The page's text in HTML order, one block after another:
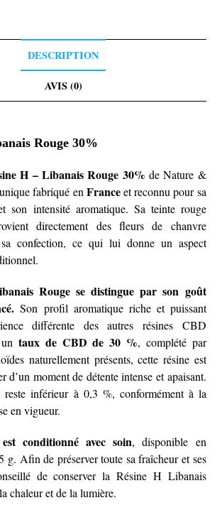
DESCRIPTION
AVIS (0)
Rouge 30%
H – Libanais Rouge 30% de Nature &
fabriqué en Franceet reconnu pour sa
son intensité aromatique. Sa teinte rouge
directement des fleurs de chanvre
confection, ce qui lui donne un aspect
Rouge se distingue par son goût
Son profil aromatique riche et puissant
différente des autres résines CBD
taux de CBD de 30 %, complété par
naturellement présents, cette résine est
d’un moment de détente intense et apaisant.
inférieur à 0,3 %, conformément à la
en vigueur.
conditionné avec soin, disponible en
g. Afin de préserver toute sa fraîcheur et ses
de conserver la Résine H Libanais
chaleur et de la lumière.